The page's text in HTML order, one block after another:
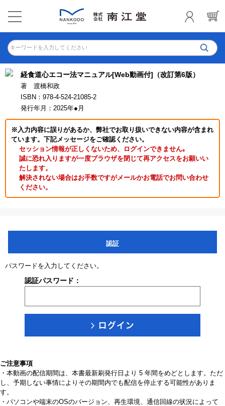
キーワードを入力してください
経食道心エコー法マニュアル[Web動画付]（改訂第6版）
著 渡橋和政
ISBN：978-4-524-21085-2
発行年月：2025年●月
※入力内容に誤りがあるか、弊社でお取り扱いできない内容が含まれ
ています。下記メッセージをご確認ください。
セッション情報が正しくないため、ログインできません｡
誠に恐れ入りますが一度ブラウザを閉じて再アクセスをお願いい
たします。
解決されない場合はお手数ですがメールかお電話でお問い合わせ
ください。
認証
パスワードを入力してください。
認証パスワード：
ご注意事項
・本動画の配信期間は、本書最新刷発行日より 5 年間をめどとします。ただ
し、予期しない事情によりその期間内でも配信を停止する可能性がありま
す。
・パソコンや端末のOSのバージョン、再生環境、通信回線の状況によって